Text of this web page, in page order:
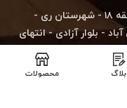
دفتر مرکزی کارخانه : استان تهران - منطقه ۱۸ - شهرستان ری -
- بلوار آزادی - انتهای
بلوار بهارستان - خیابان بوعلی - کوچه نرگس ۴ - پلاک ۱۹ - مجتمع
بلاگ محصولات